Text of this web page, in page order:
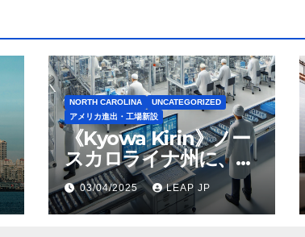
NORTH CAROLINA
UNCATEGORIZED
アメリカ進出・工場新設
《Kyowa Kirin》ノー
スカロライナ州に、北
米リージョン初の工場
建設を決定
03/04/2025 LEAP JP